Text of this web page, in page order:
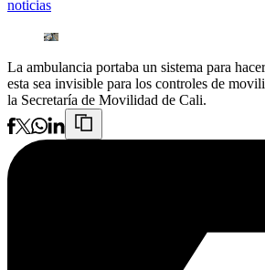
noticias
La ambulancia portaba un sistema para
esta sea invisible para los controles de
la Secretaría de Movilidad de Cali.